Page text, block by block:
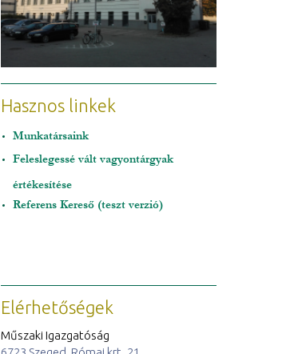
Hasznos linkek
Munkatársaink
Feleslegessé vált vagyontárgyak
értékesítése
Referens Kereső (teszt verzió)
Elérhetőségek
Műszaki Igazgatóság